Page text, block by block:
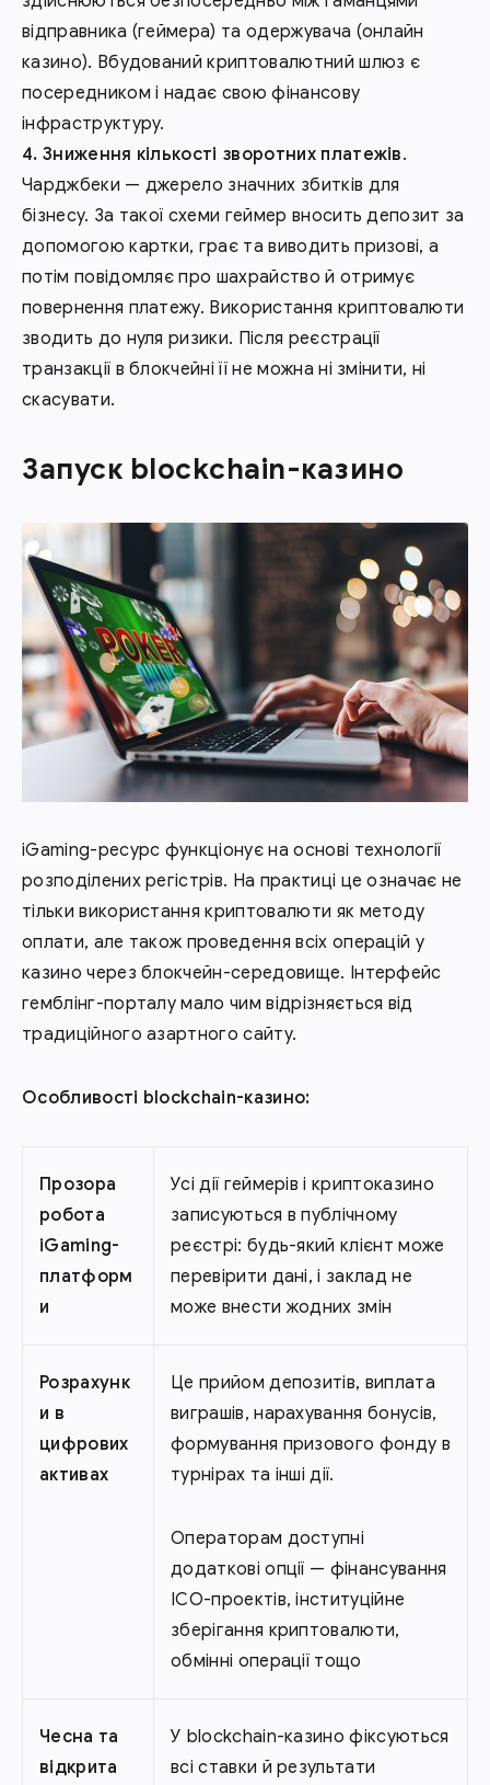
відправника (геймера) та одержувача (онлайн
казино). Вбудований криптовалютний шлюз є
посередником і надає свою фінансову
інфраструктуру.
Зниження кількості зворотних платежів.
Чарджбеки — джерело значних збитків для
бізнесу. За такої схеми геймер вносить депозит за
допомогою картки, грає та виводить призові, а
потім повідомляє про шахрайство й отримує
повернення платежу. Використання криптовалюти
зводить до нуля ризики. Після реєстрації
транзакції в блокчейні її не можна ні змінити, ні
скасувати.
Запуск blockchain-казино
iGaming-ресурс функціонує на основі технології
розподілених регістрів. На практиці це означає не
тільки використання криптовалюти як методу
оплати, але також проведення всіх операцій у
казино через блокчейн-середовище. Інтерфейс
гемблінг-порталу мало чим відрізняється від
традиційного азартного сайту.
Особливості blockchain-казино:
Прозора
робота
iGaming-
платформ
и
Усі дії геймерів і криптоказино
записуються в публічному
реєстрі: будь-який клієнт може
перевірити дані, і заклад не
може внести жодних змін
Розрахунк
и в
цифрових
активах
Це прийом депозитів, виплата
виграшів, нарахування бонусів,
формування призового фонду в
турнірах та інші дії.
Операторам доступні
додаткові опції — фінансування
ICO-проектів, інституційне
зберігання криптовалюти,
обмінні операції тощо
Чесна та
відкрита
У blockchain-казино фіксуються
всі ставки й результати